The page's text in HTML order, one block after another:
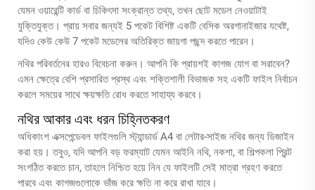
যেমন ওয়ারেন্টি কার্ড বা চিকিৎসা সংক্রান্ত তথ্য, তখন ছোট মডেল নেওয়াটাই
যুক্তিযুক্ত। প্রায় সবার জন্যই 5 পকেট বিশিষ্ট একটি বেসিক অরগানাইজার যথেষ্ট,
যদিও কেউ কেউ 7 পকেট মডেলের অতিরিক্ত জায়গা পছন্দ করতে পারেন।
নথির পরিবর্তনের হারও বিবেচনা করুন। আপনি কি প্রায়শই কাগজ যোগ বা সরাবেন?
এমন ক্ষেত্রে বেশি প্রসারিত প্রস্থ এবং শক্তিশালী বিভাজক সহ একটি ফাইল নির্বাচন
করলে সময়ের সাথে ক্ষয়ক্ষতি রোধ করতে সাহায্য করবে।
নথির আকার এবং ধরন চিহ্নিতকরণ
অধিকাংশ এক্সপেন্ডেবল ফাইলগুলি স্ট্যান্ডার্ড A4 বা লেটার-সাইজ নথির জন্য ডিজাইন
করা হয়। তবুও, যদি আপনি বড় ফরম্যাট যেমন আইনি নথি, নকশা, বা শিল্পকলা প্রিন্ট
সংগঠিত করতে চান, তাহলে নিশ্চিত হয়ে নিন যে ফাইলটি সেই মাত্রা গ্রহণ করতে
পারবে এবং কাগজগুলোকে ভাঁজ করে ক্ষতি না করে রাখা যাবে।